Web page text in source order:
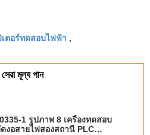
เตอร์ทดสอบไฟฟ้า ,
মূল্য পান
1 รูปภาพ 8 เครื่องทดสอบ
งอสายไฟสองสถานี PLC